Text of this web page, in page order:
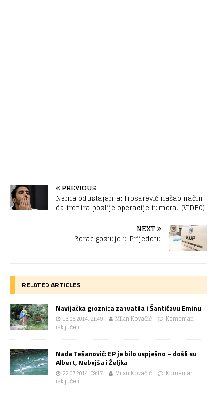
PREVIOUS
Nema odustajanja: Tipsarević našao način
da trenira poslije operacije tumora! (VIDEO)
NEXT
Borac gostuje u Prijedoru
RELATED ARTICLES
Navijačka groznica zahvatila i Šantićevu Eminu
13.06.2014. 21:49 Milan Kovačić
Komentari
isključeni
Nada Tešanović: EP je bilo uspješno – došli su
Albert, Nebojša i Željka
22.07.2014. 09:17 Milan Kovačić
Komentari
isključeni